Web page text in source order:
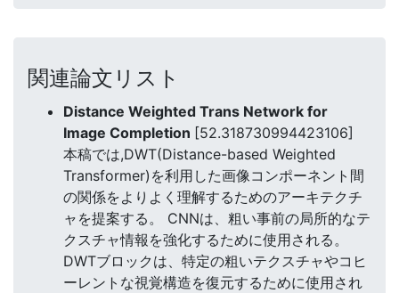
関連論文リスト
Distance Weighted Trans Network for
Image Completion [52.318730994423106]
本稿では,DWT(Distance-based Weighted
Transformer)を利用した画像コンポーネント間
の関係をよりよく理解するためのアーキテクチ
ャを提案する。 CNNは、粗い事前の局所的なテ
クスチャ情報を強化するために使用される。
DWTブロックは、特定の粗いテクスチャやコヒ
ーレントな視覚構造を復元するために使用され